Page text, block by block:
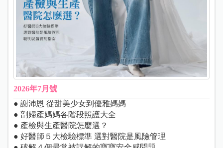
2026年7月號
● 謝沛恩 從甜美少女到優雅媽媽
● 剖婦產媽媽各階段照護大全
● 產檢與生產醫院怎麼選？
● 好醫師５大檢驗標準 選對醫院是風險管理